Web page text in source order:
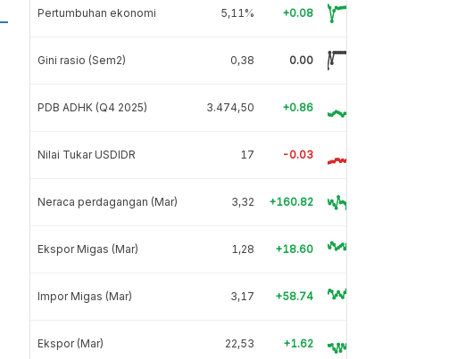
Pertumbuhan ekonomi 5,11% +0.08
Gini rasio (Sem2) 0,38 0.00
PDB ADHK (Q4 2025) 3.474,50 +0.86
Nilai Tukar USDIDR 17 -0.03
Neraca perdagangan (Mar) 3,32 +160.82
Ekspor Migas (Mar) 1,28 +18.60
Impor Migas (Mar) 3,17 +58.74
Ekspor (Mar) 22,53 +1.62